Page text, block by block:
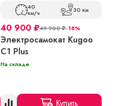
40
км/ч 30 км
40 900 ₽49 900₽-18%
Электросамокат Kugoo
C1 Plus
На складе
Купить